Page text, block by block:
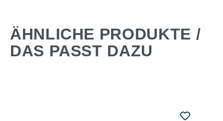
ÄHNLICHE PRODUKTE /
DAS PASST DAZU